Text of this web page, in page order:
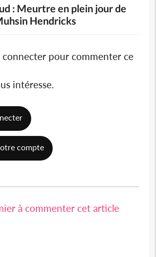
: Meurtre en plein jour de
Hendricks
connecter pour commenter ce
intéresse.
compte
à commenter cet article